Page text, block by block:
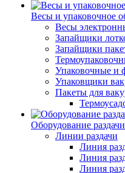
Весы и упаковочное
Весы
Запайщики
Запайщики
Упаковочные и
Упаковщики
Пакеты для
Оборудование
Линии раздачи
Линия
Линия
Линия